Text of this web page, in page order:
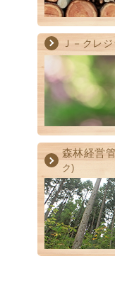
Ｊ－クレ
森林経営
ク)